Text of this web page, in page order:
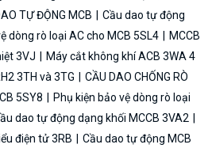
TỰ ĐỘNG MCB
Cầu dao tự động
dòng rò loại AC cho MCB 5SL4
MCCB
3VJ
Máy cắt không khí ACB 3WA 4
3TH và 3TG
CẦU DAO CHỐNG RÒ
5SY8
Phụ kiện bảo vệ dòng rò loại
dao tự động dạng khối MCCB 3VA2
điện tử 3RB
Cầu dao tự động MCB